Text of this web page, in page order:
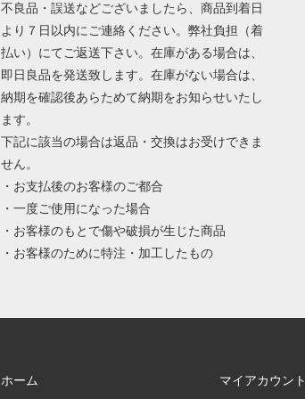
不良品・誤送などございましたら、商品到着日
より７日以内にご連絡ください。弊社負担（着
払い）にてご返送下さい。在庫がある場合は、
即日良品を発送致します。在庫がない場合は、
納期を確認後あらためて納期をお知らせいたし
ます。
下記に該当の場合は返品・交換はお受けできま
せん。
・お支払後のお客様のご都合
・一度ご使用になった場合
・お客様のもとで傷や破損が生じた商品
・お客様のために特注・加工したもの
ホーム マイアカウント